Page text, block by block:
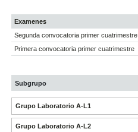
Examenes
Segunda convocatoria primer cuatrimestre
Primera convocatoria primer cuatrimestre
Subgrupo
Grupo Laboratorio A-L1
Grupo Laboratorio A-L2